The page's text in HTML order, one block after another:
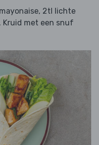
2tl lichte
. Kruid met een snuf